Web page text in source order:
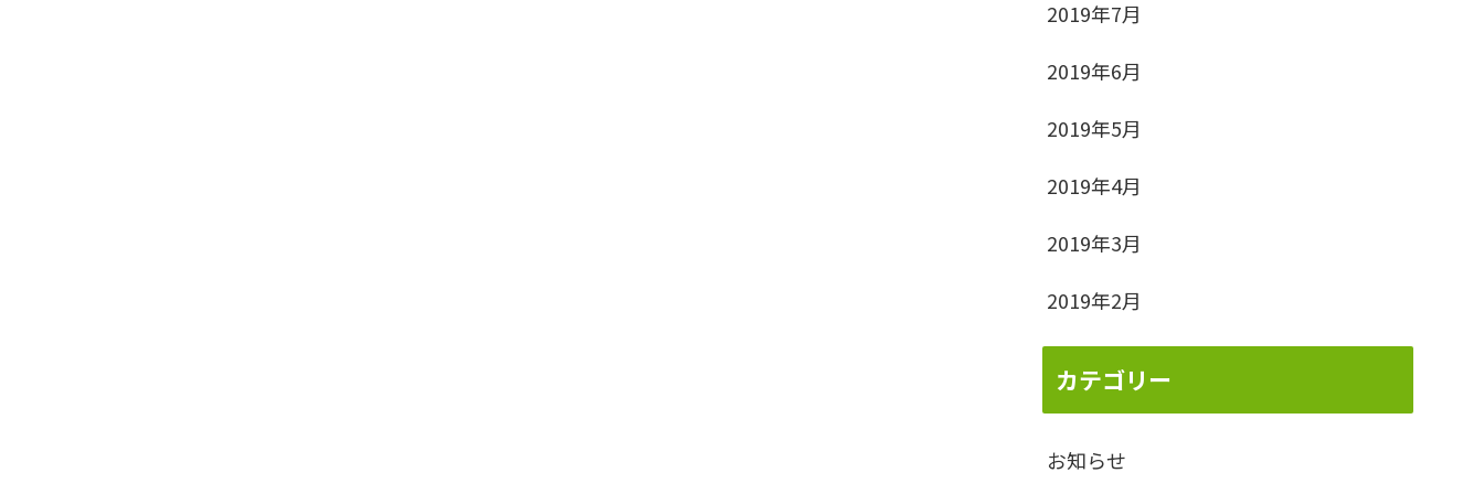
2019年7月
2019年6月
2019年5月
2019年4月
2019年3月
2019年2月
カテゴリー
お知らせ